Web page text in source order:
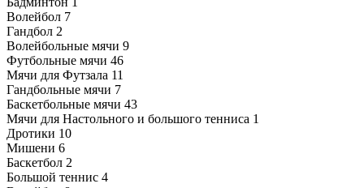
Волейбол 7
Гандбол 2
Волейбольные мячи 9
Футбольные мячи 46
Мячи для Футзала 11
Гандбольные мячи 7
Баскетбольные мячи 43
Мячи для Настольного и большого тенниса 1
Дротики 10
Мишени 6
Баскетбол 2
Большой теннис 4